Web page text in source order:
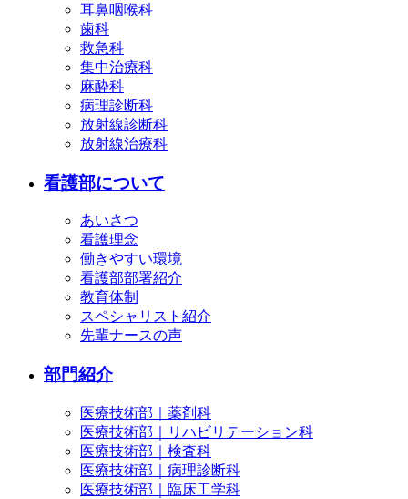
耳鼻咽喉科
歯科
救急科
集中治療科
麻酔科
病理診断科
放射線診断科
放射線治療科
看護部について
あいさつ
看護理念
働きやすい環境
看護部部署紹介
教育体制
スペシャリスト紹介
先輩ナースの声
部門紹介
医療技術部｜薬剤科
医療技術部｜リハビリテーション科
医療技術部｜検査科
医療技術部｜病理診断科
医療技術部｜臨床工学科